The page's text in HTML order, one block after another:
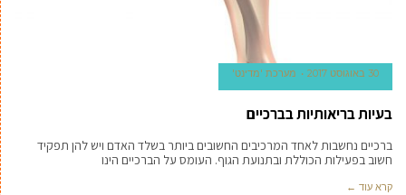
30 באוגוסט 2017 מערכת 'מדינט'
בעיות בריאותיות בברכיים
ברכיים נחשבות לאחד המרכיבים החשובים ביותר בשלד האדם ויש להן תפקיד
חשוב בפעילות הכוללת ובתנועת הגוף. העומס על הברכיים הינו
קרא עוד ←